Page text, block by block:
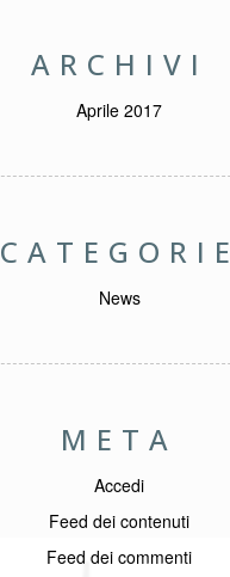
ARCHIVI
Aprile 2017
CATEGORIE
News
META
Accedi
Feed dei contenuti
Feed dei commenti